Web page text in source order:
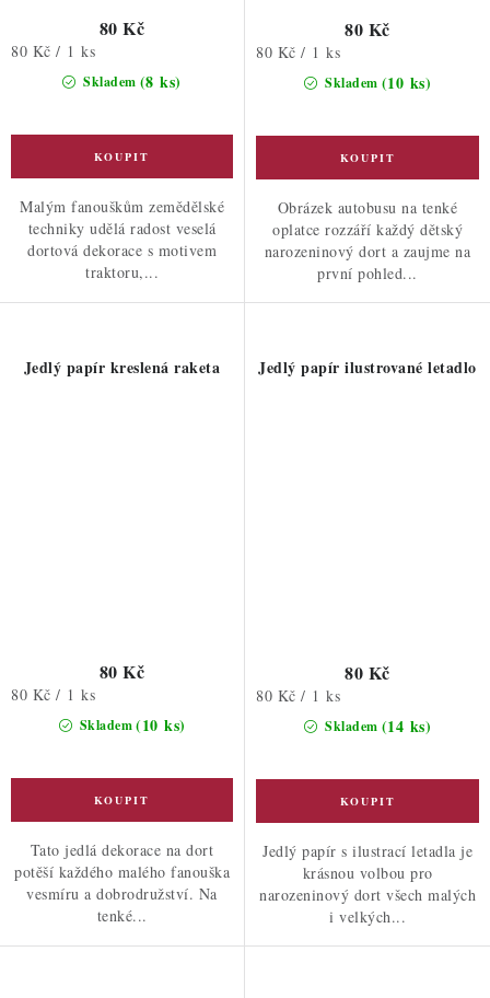
Skladem (8 ks)
80 Kč
Měrná
80 Kč / 1 ks
Malým fanouškům zemědělské
techniky udělá radost veselá
dortová dekorace s motivem
traktoru,...
Skladem (10 ks)
80 Kč
Měrná
80 Kč / 1 ks
Obrázek autobusu na tenké
oplatce rozzáří každý dětský
narozeninový dort a zaujme na
první pohled...
Jedlý papír kreslená raketa
Skladem(10 ks)
80 Kč
Měrná
80 Kč / 1 ks
Tato jedlá dekorace na dort
potěší každého malého fanouška
vesmíru a dobrodružství. Na
tenké...
Jedlý papír ilustrované letadlo
Skladem (14 ks)
80 Kč
Měrná
80 Kč / 1 ks
Jedlý papír s ilustrací letadla je
krásnou volbou pro
narozeninový dort všech malých
i velkých...